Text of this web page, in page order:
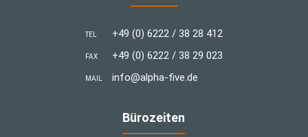
TEL +49 (0) 6222 / 38 28 412
FAX +49 (0) 6222 / 38 29 023
MAIL info@alpha-five.de
Bürozeiten